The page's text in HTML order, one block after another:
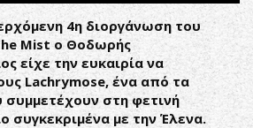
4η διοργάνωση του
Mistο Θοδωρής
είχε την ευκαιρία να
Lachrymose, ένα από τα
στη φετινή
συγκεκριμένα με την Έλενα.